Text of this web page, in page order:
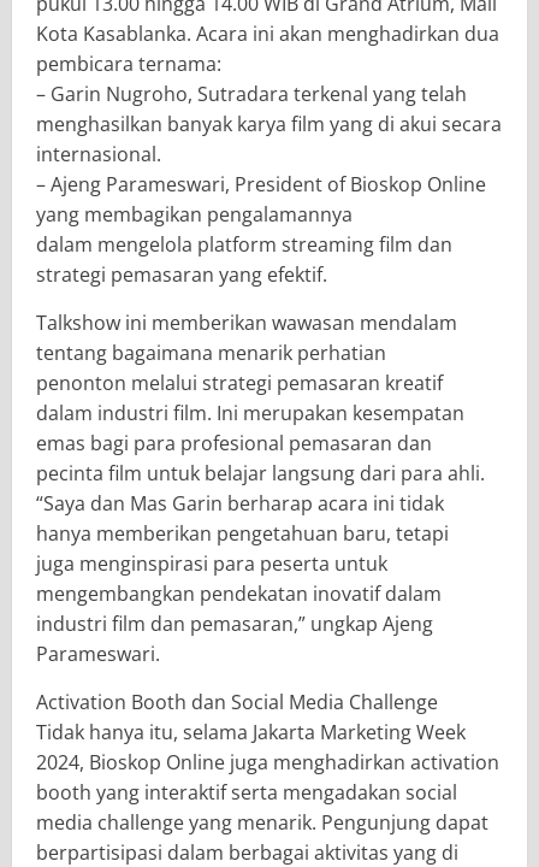
Kota Kasablanka. Acara ini akan menghadirkan dua
pembicara ternama:
– Garin Nugroho, Sutradara terkenal yang telah
menghasilkan banyak karya film yang di akui secara
internasional.
– Ajeng Parameswari, President of Bioskop Online
yang membagikan pengalamannya
dalam mengelola platform streaming film dan
strategi pemasaran yang efektif.
Talkshow ini memberikan wawasan mendalam
tentang bagaimana menarik perhatian
penonton melalui strategi pemasaran kreatif
dalam industri film. Ini merupakan kesempatan
emas bagi para profesional pemasaran dan
pecinta film untuk belajar langsung dari para ahli.
“Saya dan Mas Garin berharap acara ini tidak
hanya memberikan pengetahuan baru, tetapi
juga menginspirasi para peserta untuk
mengembangkan pendekatan inovatif dalam
industri film dan pemasaran,” ungkap Ajeng
Parameswari.
Activation Booth dan Social Media Challenge
Tidak hanya itu, selama Jakarta Marketing Week
2024, Bioskop Online juga menghadirkan activation
booth yang interaktif serta mengadakan social
media challenge yang menarik. Pengunjung dapat
berpartisipasi dalam berbagai aktivitas yang di